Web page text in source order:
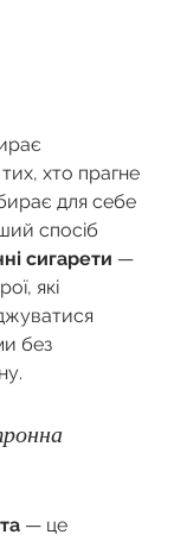
хто прагне
для себе
спосіб
сигарети —
які
без
— це